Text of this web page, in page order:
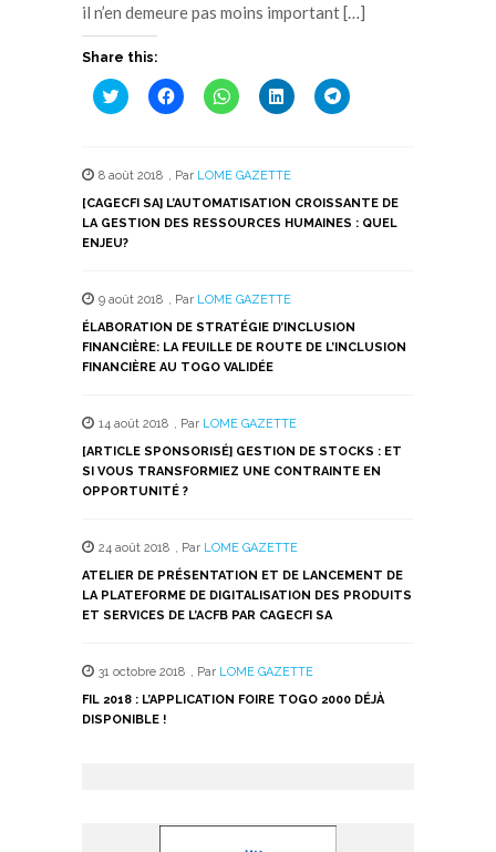
il n’en demeure pas moins important […]
Share this:
Cliquez
pour
une
nouvelle
fenêtre)
Cliquez
pour
une
nouvelle
fenêtre)
Cliquez
pour
une
nouvelle
fenêtre)
Cliquez
pour
une
nouvelle
fenêtre)
Cliquez
pour
nouvelle
fenêtre)
8 août 2018 , Par LOME GAZETTE
[CAGECFI SA] L’AUTOMATISATION CROISSANTE DE
LA GESTION DES RESSOURCES HUMAINES : QUEL
ENJEU?
9 août 2018 , Par LOME GAZETTE
ÉLABORATION DE STRATÉGIE D’INCLUSION
FINANCIÈRE: LA FEUILLE DE ROUTE DE L’INCLUSION
FINANCIÈRE AU TOGO VALIDÉE
14 août 2018 , Par LOME GAZETTE
[ARTICLE SPONSORISÉ] GESTION DE STOCKS : ET
SI VOUS TRANSFORMIEZ UNE CONTRAINTE EN
OPPORTUNITÉ ?
24 août 2018 , Par LOME GAZETTE
ATELIER DE PRÉSENTATION ET DE LANCEMENT DE
LA PLATEFORME DE DIGITALISATION DES PRODUITS
ET SERVICES DE L’ACFB PAR CAGECFI SA
31 octobre 2018 , Par LOME GAZETTE
FIL 2018 : L’APPLICATION FOIRE TOGO 2000 DÉJÀ
DISPONIBLE !